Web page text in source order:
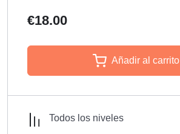
€18.00
Añadir al carrito
Todos los niveles